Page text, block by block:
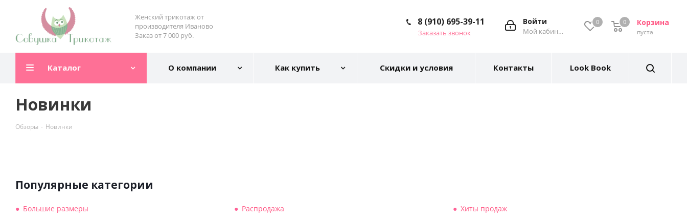
Женский трикотаж от
производителя Иваново
Заказ от 7 000 руб.
0 Корзина
пуста
0
Войти
Мой кабинет
8 (910) 695-39-11
Заказать звонок
Каталог О компании Как купить Скидки и условия Контакты Look Book
Новинки
Обзоры - Новинки
Популярные категории
Большие размеры Распродажа Хиты продаж